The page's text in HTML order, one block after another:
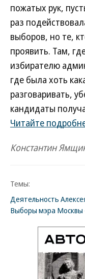
пожатых рук,
раз
выборов, но те,
проявить. Там,
избирателю
где была хоть
разговаривать,
кандидаты
Читайте
Константин
Темы:
Деятельность
Выборы мэра Москвы